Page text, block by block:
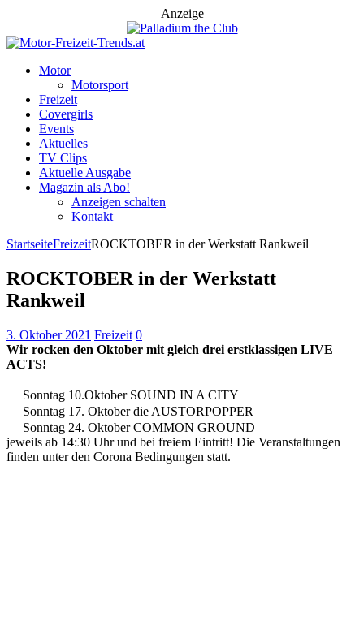
Anzeige
Motor
Motorsport
Freizeit
Covergirls
Events
Aktuelles
TV Clips
Aktuelle Ausgabe
Magazin als Abo!
Anzeigen schalten
Kontakt
StartseiteFreizeitROCKTOBER in der Werkstatt Rankweil
ROCKTOBER in der Werkstatt
Rankweil
3. Oktober 2021 Freizeit 0
Wir rocken den Oktober mit gleich drei erstklassigen LIVE
ACTS!
Sonntag 10.Oktober SOUND IN A CITY
Sonntag 17. Oktober die AUSTORPOPPER
Sonntag 24. Oktober COMMON GROUND
jeweils ab 14:30 Uhr und bei freiem Eintritt! Die Veranstaltungen
finden unter den Corona Bedingungen statt.